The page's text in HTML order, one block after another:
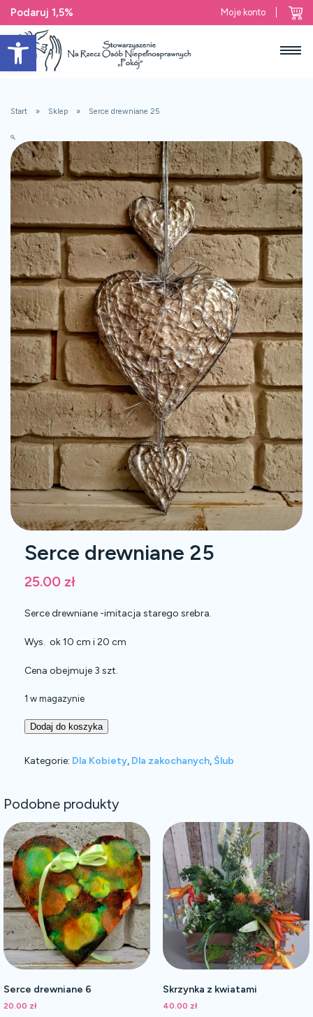
Open toolbar
Podaruj 1,5% Moje konto
Start Sklep Serce drewniane 25
Serce drewniane 25
25.00 zł
Serce drewniane -imitacja starego srebra.
Wys. ok 10 cm i 20 cm
Cena obejmuje 3 szt.
1 w magazynie
Dodaj do koszyka
Kategorie: Dla Kobiety, Dla zakochanych, Ślub
Podobne produkty
Serce drewniane 6
20.00 zł
Skrzynka z kwiatami
40.00 zł